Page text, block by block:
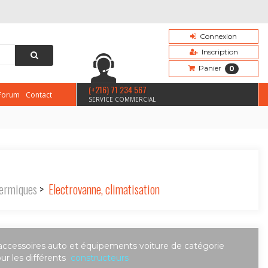
Connexion
Inscription
Panier
0
Contact (+216) 71 234 567
SERVICE COMMERCIAL
>Electrovanne, climatisation
auto et équipements voiture de catégorie
les différents constructeurs